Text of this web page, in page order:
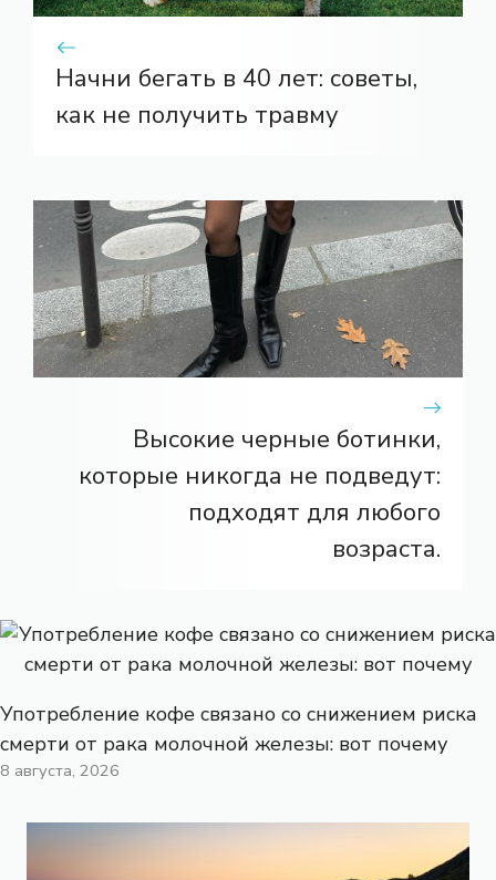
Начни бегать в 40 лет: советы,
как не получить травму
Высокие черные ботинки,
которые никогда не подведут:
подходят для любого
возраста.
Употребление кофе связано со снижением риска
смерти от рака молочной железы: вот почему
8 августа, 2026